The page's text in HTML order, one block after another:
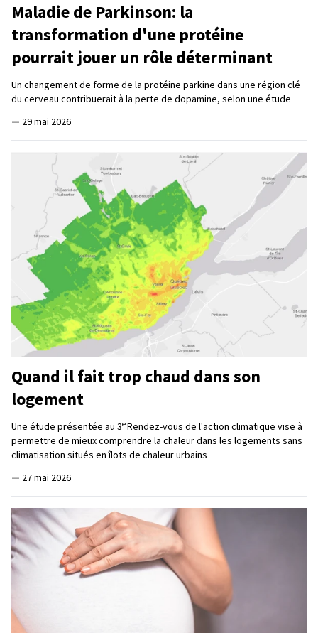
Maladie de Parkinson: la
transformation d'une protéine
pourrait jouer un rôle déterminant
Un changement de forme de la protéine parkine dans une région clé
du cerveau contribuerait à la perte de dopamine, selon une étude
— 29 mai 2026
Quand il fait trop chaud dans son
logement
Une étude présentée au 3eRendez-vous de l'action climatique vise à
permettre de mieux comprendre la chaleur dans les logements sans
climatisation situés en îlots de chaleur urbains
— 27 mai 2026